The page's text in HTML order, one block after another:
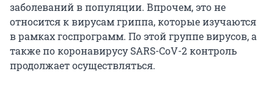
заболеваний в популяции. Впрочем, это не
относится к вирусам гриппа, которые изучаются
в рамках госпрограмм. По этой группе вирусов, а
также по коронавирусу SARS-CoV-2 контроль
продолжает осуществляться.